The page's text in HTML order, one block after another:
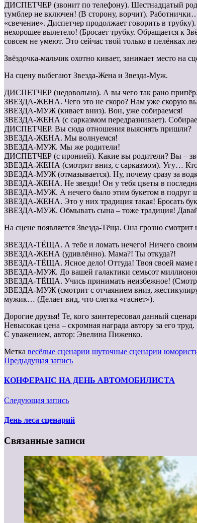
ДИСПЕТЧЕР (звонит по телефону). Шестнадцатый
тумблер не включен! (В сторону, ворчит).
«свечение». Диспетчер продолжает говорить в
нехорошее вылетело! (Бросает трубку. Обращается к
совсем не умеют. Это сейчас твой только в пелёнках
Звёздочка-мальчик охотно кивает, занимает место на
На сцену выбегают Звезда-Жена и Звезда-Муж.
ДИСПЕТЧЕР (недовольно). А вы чего так рано
ЗВЕЗДА-ЖЕНА. Чего это не скоро? Нам уже скорую
ЗВЕЗДА-МУЖ (кивает вниз). Вон, уже собираемся!
ЗВЕЗДА-ЖЕНА (с сарказмом передразнивает).
ДИСПЕТЧЕР. Вы сюда отношения выяснять пришли?
ЗВЕЗДА-ЖЕНА. Мы волнуемся!
ЗВЕЗДА-МУЖ. Мы же родители!
ДИСПЕТЧЕР (с иронией). Какие вы родители? Вы –
ЗВЕЗДА-ЖЕНА (смотрит вниз, с сарказмом). Угу…
ЗВЕЗДА-МУЖ (отмазывается). Ну, почему сразу за
ЗВЕЗДА-ЖЕНА. Не звезди! Он у тебя цветы в
ЗВЕЗДА-МУЖ. А нечего было этим букетом в подруг
ЗВЕЗДА-ЖЕНА. Это у них традиция такая! Бросать
ЗВЕЗДА-МУЖ. Обмывать сына – тоже традиция! Давай,
На сцене появляется Звезда-Тёща. Она грозно
ЗВЕЗДА-ТЁЩА. А тебе и ломать нечего! Ничего своими
ЗВЕЗДА-ЖЕНА (удивлённо). Мама?! Ты откуда?!
ЗВЕЗДА-ТЁЩА. Ясное дело! Оттуда! Твоя своей маме
ЗВЕЗДА-МУЖ. До вашей галактики семьсот
ЗВЕЗДА-ТЁЩА. Учись принимать неизбежное!
ЗВЕЗДА-МУЖ (смотрит с отчаянием вниз,
мужик… (Делает вид, что слегка «гаснет»).
Дорогие друзья! Те, кого заинтересовал данный
Невысокая цена – скромная награда автору за его труд.
С уважением, автор: Эвелина Пиженко.
Метка весёлые сценарии шуточные сценарии
Предыдущая запись
КОНФЕРАНС НА ДЕНЬ АВТОМОБИЛИСТА
Следующая запись
День леса сценарий
Связанные записи